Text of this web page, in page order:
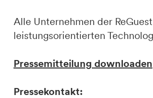
Alle Unternehmen der
leistungsorientierten
Pressemitteilung downloaden
Pressekontakt: